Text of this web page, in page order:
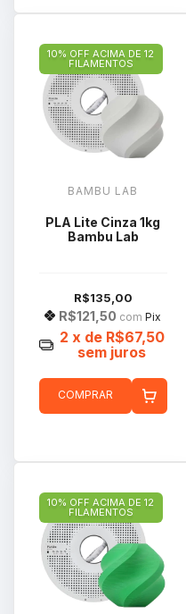
10% OFF ACIMA DE 12
FILAMENTOS
BAMBU LAB
PLA Lite Cinza 1kg
Bambu Lab
R$135,00
R$121,50 com Pix
2 x de R$67,50
sem juros
COMPRAR
10% OFF ACIMA DE 12
FILAMENTOS